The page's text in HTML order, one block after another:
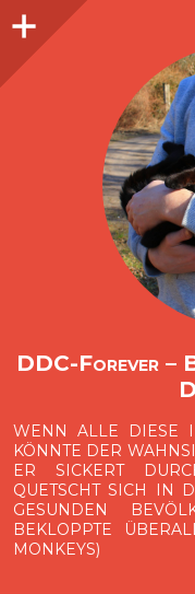
O
p
e
n
i
d
e
b
a
DDC-Forever –
WENN ALLE DIESE
KÖNNTE DER
ER SICKERT
QUETSCHT SICH IN
GESUNDEN
BEKLOPPTE
MONKEYS)
Seitenleiste